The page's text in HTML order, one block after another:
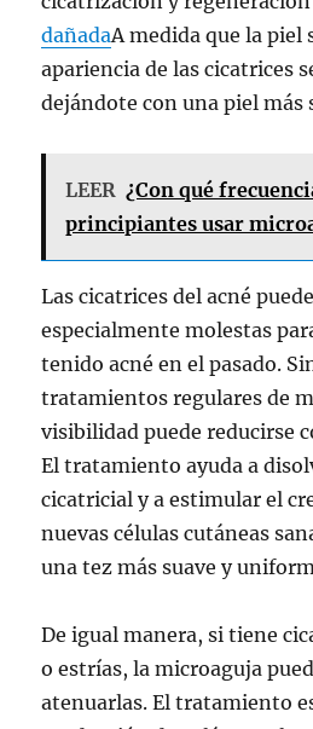
dañadaA medida que la piel
apariencia de las cicatrices
dejándote con una piel más
LEER ¿Con qué
principiantes usar
Las cicatrices del acné
especialmente molestas
tenido acné en el pasado.
tratamientos regulares de
visibilidad puede reducirse
El tratamiento ayuda a
cicatricial y a estimular el
nuevas células cutáneas
una tez más suave y
De igual manera, si tiene
o estrías, la microaguja
atenuarlas. El tratamiento